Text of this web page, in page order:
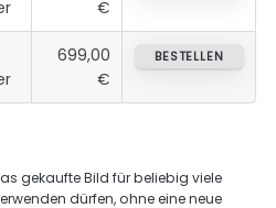
€
699,00
€
BESTELLEN
gekaufte Bild für beliebig viele
dürfen, ohne eine neue